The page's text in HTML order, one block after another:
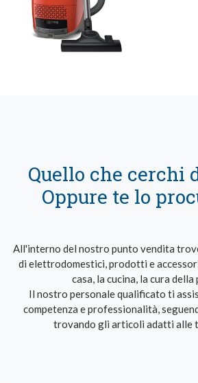
Quello che cerchi
Oppure te lo
All'interno del nostro punto vendita
di elettrodomestici, prodotti e
casa, la cucina, la cura della
Il nostro personale qualificato ti
competenza e professionalità,
trovando gli articoli adatti alle